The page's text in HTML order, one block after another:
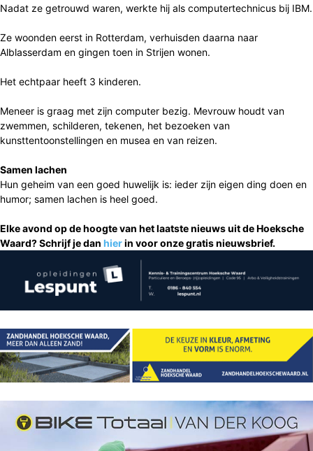
Nadat ze getrouwd waren, werkte hij als computertechnicus bij IBM.
Ze woonden eerst in Rotterdam, verhuisden daarna naar
Alblasserdam en gingen toen in Strijen wonen.
Het echtpaar heeft 3 kinderen.
Meneer is graag met zijn computer bezig. Mevrouw houdt van
zwemmen, schilderen, tekenen, het bezoeken van
kunsttentoonstellingen en musea en van reizen.
Samen lachen
Hun geheim van een goed huwelijk is: ieder zijn eigen ding doen en
humor; samen lachen is heel goed.
Elke avond op de hoogte van het laatste nieuws uit de Hoeksche
Waard? Schrijf je dan hierin voor onze gratis nieuwsbrief.